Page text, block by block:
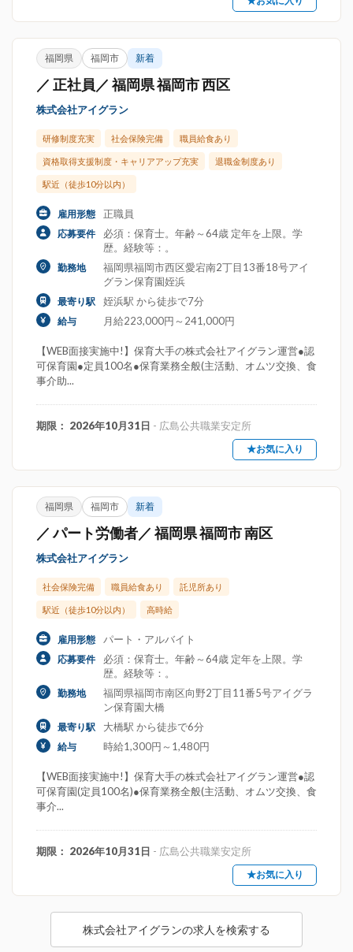
福岡県 福岡市 新着
／ 正社員／ 福岡県 福岡市 西区
株式会社アイグラン
研修制度充実 社会保険完備 職員給食あり
資格取得支援制度・キャリアアップ充実 退職金制度あり
駅近（徒歩10分以内）
雇用形態 正職員
応募要件
必須：保育士。年齢～64歳 定年を上限。学
歴。経験等：。
勤務地
福岡県福岡市西区愛宕南2丁目13番18号アイ
グラン保育園姪浜
最寄り駅 姪浜駅 から徒歩で7分
給与 月給223,000円～241,000円
【WEB面接実施中!】保育大手の株式会社アイグラン運営●認
可保育園●定員100名●保育業務全般(主活動、オムツ交換、食
事介助...
期限： 2026年10月31日 - 広島公共職業安定所
★お気に入り
福岡県 福岡市 新着
／ パート労働者／ 福岡県 福岡市 南区
株式会社アイグラン
社会保険完備 職員給食あり 託児所あり
駅近（徒歩10分以内） 高時給
雇用形態 パート・アルバイト
応募要件
必須：保育士。年齢～64歳 定年を上限。学
歴。経験等：。
勤務地
福岡県福岡市南区向野2丁目11番5号アイグラ
ン保育園大橋
最寄り駅 大橋駅 から徒歩で6分
給与 時給1,300円～1,480円
【WEB面接実施中!】保育大手の株式会社アイグラン運営●認
可保育園(定員100名)●保育業務全般(主活動、オムツ交換、食
事介...
期限： 2026年10月31日 - 広島公共職業安定所
★お気に入り
株式会社アイグランの求人を検索する